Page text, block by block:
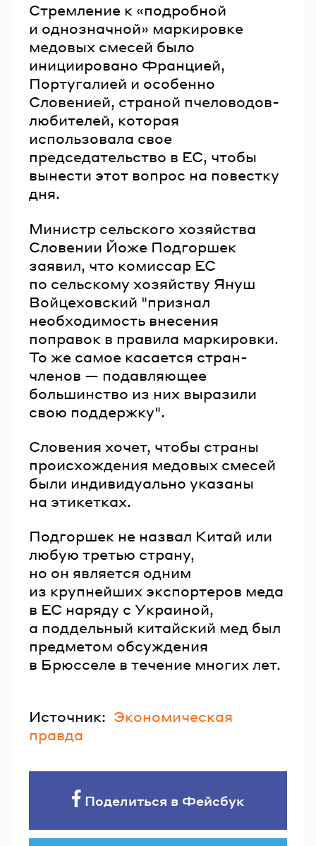
Стремление к «подробной
и однозначной» маркировке
медовых смесей было
инициировано Францией,
Португалией и особенно
Словенией, страной пчеловодов-
любителей, которая
использовала свое
председательство в ЕС, чтобы
вынести этот вопрос на повестку
дня.
Министр сельского хозяйства
Словении Йоже Подгоршек
заявил, что комиссар ЕС
по сельскому хозяйству Януш
Войцеховский "признал
необходимость внесения
поправок в правила маркировки.
То же самое касается стран-
членов — подавляющее
большинство из них выразили
свою поддержку".
Словения хочет, чтобы страны
происхождения медовых смесей
были индивидуально указаны
на этикетках.
Подгоршек не назвал Китай или
любую третью страну,
но он является одним
из крупнейших экспортеров меда
в ЕС наряду с Украиной,
а поддельный китайский мед был
предметом обсуждения
в Брюсселе в течение многих лет.
Источник: Экономическая
правда
Поделиться в Фейсбук